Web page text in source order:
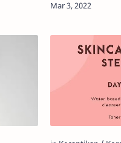
produ…